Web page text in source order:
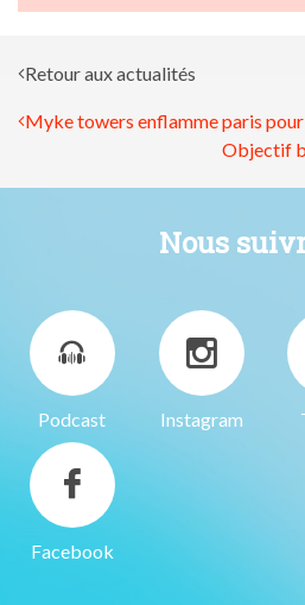
Retour aux actualités
Myke towers enflamme paris pour
Objectif
Nous
Podcast Instagram
Facebook